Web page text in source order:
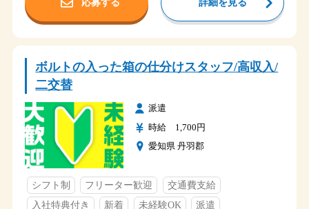
勤務地
国道４１号線 青山下屋敷交差点から車で２分
時間
８：３０～１７：３０
残業１～２ｈ/日あり
長期休暇（GW・夏季休暇・年末年始）
福利厚生
・社会保険加入
・交通費支給（会社規定）
・駐車場完備
・制服貸与
・社員寮完備（１R）
応募する 詳細を見る
ボルトの入った箱の仕分けスタッフ/高収入/
二交替
派遣
時給 1,700円
愛知県 丹羽郡
シフト制 フリーター歓迎
交通費支給
入社特典付き
新着 未経験OK
派遣